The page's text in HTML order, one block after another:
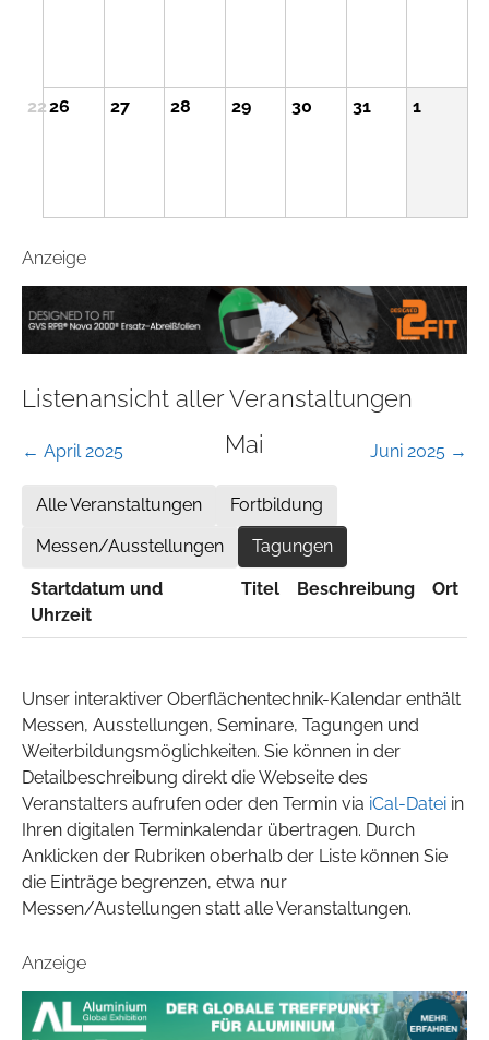
2226 27 28 29 30 31 1
Anzeige
Listenansicht aller Veranstaltungen
← April 2025 Mai Juni 2025 →
Alle Veranstaltungen
Fortbildung
Messen/Ausstellungen
Tagungen
Startdatum und
Uhrzeit
Titel Beschreibung Ort
Unser interaktiver Oberflächentechnik-Kalendar enthält
Messen, Ausstellungen, Seminare, Tagungen und
Weiterbildungsmöglichkeiten. Sie können in der
Detailbeschreibung direkt die Webseite des
Veranstalters aufrufen oder den Termin via iCal-Datei in
Ihren digitalen Terminkalendar übertragen. Durch
Anklicken der Rubriken oberhalb der Liste können Sie
die Einträge begrenzen, etwa nur
Messen/Austellungen statt alle Veranstaltungen.
Anzeige